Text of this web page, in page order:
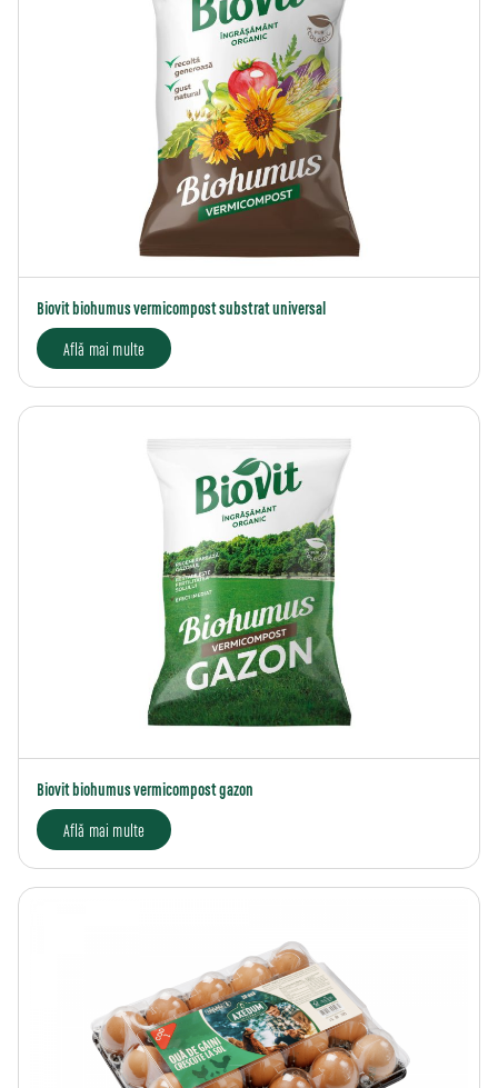
Biovit biohumus vermicompost substrat universal
Află mai multe
Biovit biohumus vermicompost gazon
Află mai multe